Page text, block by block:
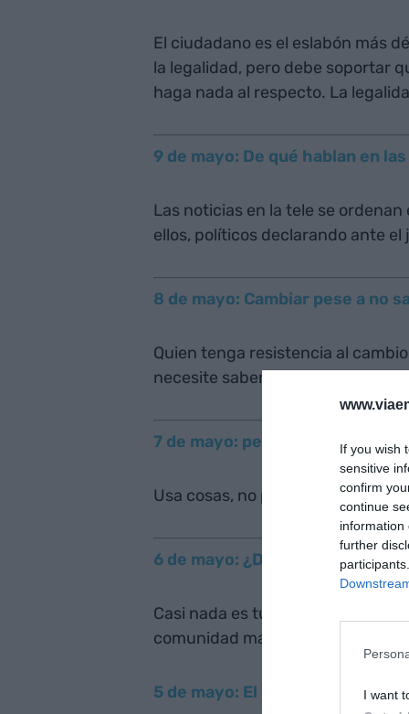
If you wish
sensitive
confirm
continue
information
further
I want
El ciudadano es el eslabón más
la legalidad, pero debe soportar
haga nada al respecto. La
9 de mayo: De qué hablan en
Las noticias en la tele se
ellos, políticos declarando ante el
8 de mayo: Cambiar pese a no
Quien tenga resistencia al
necesite saber hacia dónde
7 de mayo: personas y cosas
Usa cosas, no personas. Ama
6 de mayo: ¿De quién es la
Casi nada es tuyo, aunque lo
comunidad maker y hacker: “Si
5 de mayo: El esfuerzo está